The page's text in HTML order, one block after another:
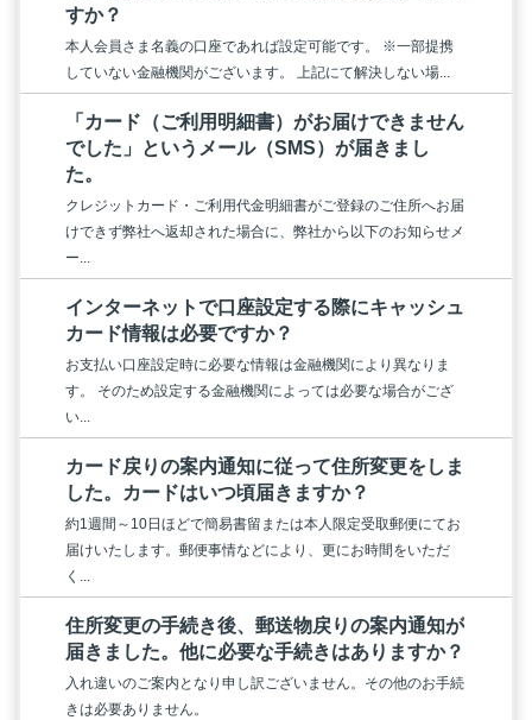
すか？
本人会員さま名義の口座であれば設定可能です。 ※一部提携
していない金融機関がございます。 上記にて解決しない場...
「カード（ご利用明細書）がお届けできません
でした」というメール（SMS）が届きまし
た。
クレジットカード・ご利用代金明細書がご登録のご住所へお届
けできず弊社へ返却された場合に、弊社から以下のお知らせメ
ー...
インターネットで口座設定する際にキャッシュ
カード情報は必要ですか？
お支払い口座設定時に必要な情報は金融機関により異なりま
す。 そのため設定する金融機関によっては必要な場合がござ
い...
カード戻りの案内通知に従って住所変更をしま
した。カードはいつ頃届きますか？
約1週間～10日ほどで簡易書留または本人限定受取郵便にてお
届けいたします。郵便事情などにより、更にお時間をいただ
く...
住所変更の手続き後、郵送物戻りの案内通知が
届きました。他に必要な手続きはありますか？
入れ違いのご案内となり申し訳ございません。その他のお手続
きは必要ありません。